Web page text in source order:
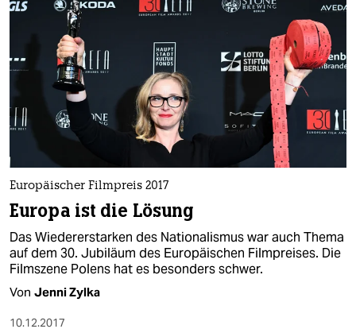
Europäischer Filmpreis 2017
Europa ist die Lösung
Das Wiedererstarken des Nationalismus war auch Thema
auf dem 30. Jubiläum des Europäischen Filmpreises. Die
Filmszene Polens hat es besonders schwer.
Von Jenni Zylka
10.12.2017